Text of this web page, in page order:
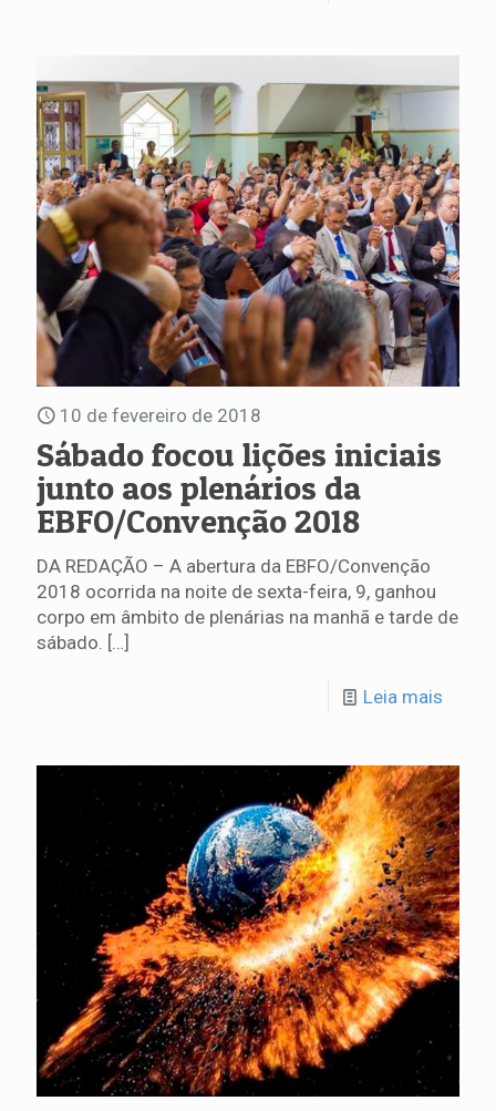
10 de fevereiro de 2018
Sábado focou lições iniciais
junto aos plenários da
EBFO/Convenção 2018
DA REDAÇÃO – A abertura da EBFO/Convenção
2018 ocorrida na noite de sexta-feira, 9, ganhou
corpo em âmbito de plenárias na manhã e tarde de
sábado. […]
Leia mais